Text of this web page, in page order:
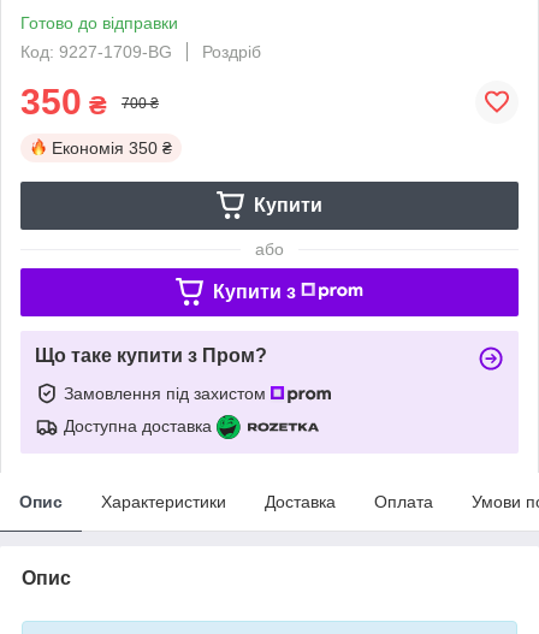
Готово до відправки
Код: 9227-1709-BG
Роздріб
350 ₴ 700 ₴
Економія 350 ₴
Купити
або
Купити з
Що таке купити з Пром?
Замовлення під захистом
Доступна доставка
Опис Характеристики Доставка Оплата Умови
Опис